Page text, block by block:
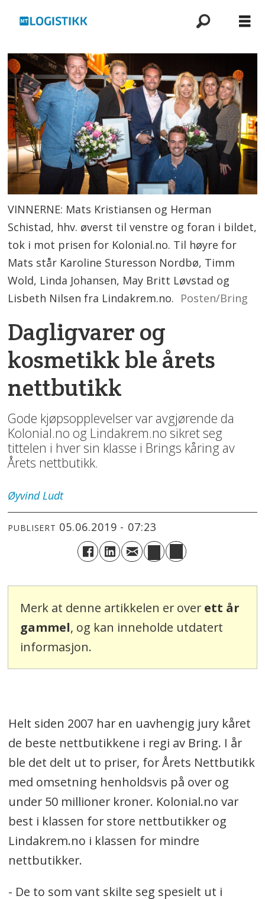
VINNERNE: Mats Kristiansen og Herman
Schistad, hhv. øverst til venstre og foran i bildet,
tok i mot prisen for Kolonial.no. Til høyre for
Mats står Karoline Sturesson Nordbø, Timm
Wold, Linda Johansen, May Britt Løvstad og
Lisbeth Nilsen fra Lindakrem.no. Posten/Bring
Dagligvarer og
kosmetikk ble årets
nettbutikk
Gode kjøpsopplevelser var avgjørende da
Kolonial.no og Lindakrem.no sikret seg
tittelen i hver sin klasse i Brings kåring av
Årets nettbutikk.
Øyvind Ludt
PUBLISERT 05.06.2019 - 07:23
Merk at denne artikkelen er over ett år
gammel, og kan inneholde utdatert
informasjon.
Helt siden 2007 har en uavhengig jury kåret
de beste nettbutikkene i regi av Bring. I år
ble det delt ut to priser, for Årets Nettbutikk
med omsetning henholdsvis på over og
under 50 millioner kroner. Kolonial.no var
best i klassen for store nettbutikker og
Lindakrem.no i klassen for mindre
nettbutikker.
- De to som vant skilte seg spesielt ut i